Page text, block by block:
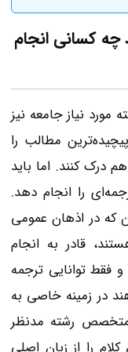
کسانی انجام
نیاز جامعه نیز
مطالب را
درک کنند. اما باید
را انجام دهد.
که در اذهان عمومی
قادر به انجام
توانایی ترجمه
در زمینه خاصی به
متخصص رشته مدنظر